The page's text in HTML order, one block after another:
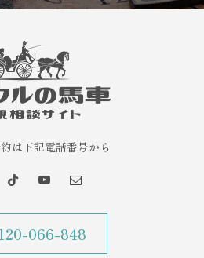
は下記電話番号から
066-848